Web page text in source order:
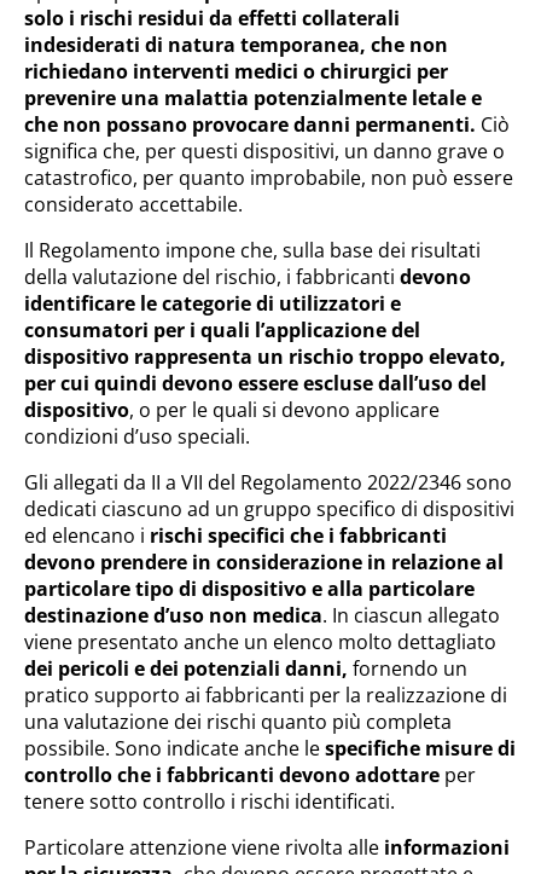
solo i rischi residui da effetti collaterali
indesiderati di natura temporanea, che non
richiedano interventi medici o chirurgici per
prevenire una malattia potenzialmente letale e
che non possano provocare danni permanenti. Ciò
significa che, per questi dispositivi, un danno grave o
catastrofico, per quanto improbabile, non può essere
considerato accettabile.
Il Regolamento impone che, sulla base dei risultati
della valutazione del rischio, i fabbricanti devono
identificare le categorie di utilizzatori e
consumatori per i quali l’applicazione del
dispositivo rappresenta un rischio troppo elevato,
per cui quindi devono essere escluse dall’uso del
dispositivo, o per le quali si devono applicare
condizioni d’uso speciali.
Gli allegati da II a VII del Regolamento 2022/2346 sono
dedicati ciascuno ad un gruppo specifico di dispositivi
ed elencano i rischi specifici che i fabbricanti
devono prendere in considerazione in relazione al
particolare tipo di dispositivo e alla particolare
destinazione d’uso non medica. In ciascun allegato
viene presentato anche un elenco molto dettagliato
dei pericoli e dei potenziali danni, fornendo un
pratico supporto ai fabbricanti per la realizzazione di
una valutazione dei rischi quanto più completa
possibile. Sono indicate anche lespecifiche misure di
controllo che i fabbricanti devono adottare per
tenere sotto controllo i rischi identificati.
Particolare attenzione viene rivolta alle informazioni